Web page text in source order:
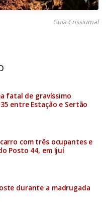
Guia Crissiumal
fatal de gravíssimo
entre Estação e Sertão
com três ocupantes e
Posto 44, em Ijuí
durante a madrugada